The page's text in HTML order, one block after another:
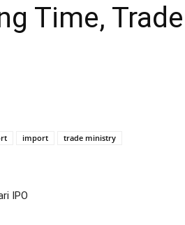
Time,
import trade ministry
IPO